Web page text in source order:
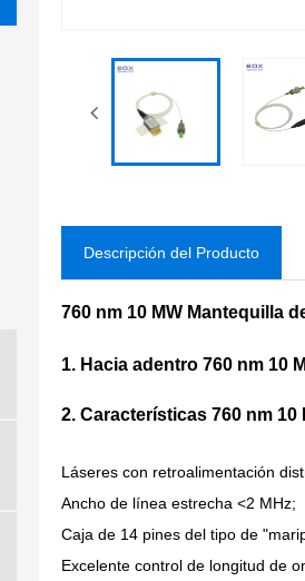
Descripción del Producto
760 nm 10 MW Mantequilla
1. Hacia adentro 760 nm 10
2. Características 760 nm 10
Láseres con retroalimentación
Ancho de línea estrecha <2 MHz;
Caja de 14 pines del tipo de
Excelente control de longitud de